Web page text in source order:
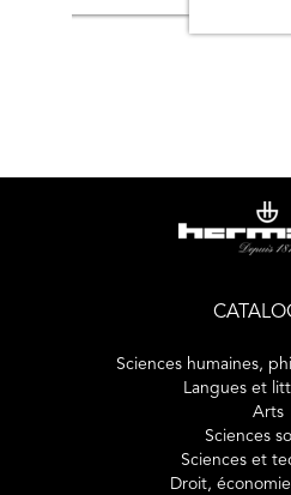
Sciences humaines,
Langues et
Arts
Sciences
Sciences et
Droit,